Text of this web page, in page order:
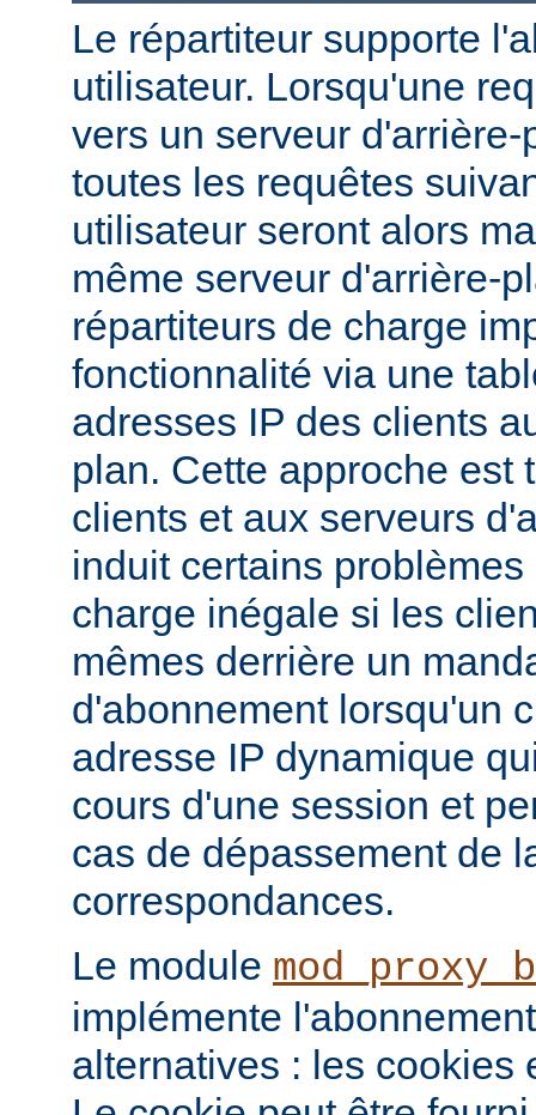
Le répartiteur supporte
utilisateur. Lorsqu'une
vers un serveur
toutes les requêtes
utilisateur seront alors
même serveur d'arrière-
répartiteurs de charge
fonctionnalité via une
adresses IP des clients
plan. Cette approche est
clients et aux serveurs
induit certains
charge inégale si les
mêmes derrière un
d'abonnement lorsqu'un
adresse IP dynamique
cours d'une session et
cas de dépassement de
correspondances.
Le module
implémente
alternatives : les cookies